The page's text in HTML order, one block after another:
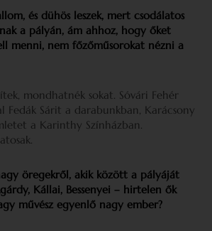
és dühös leszek, mert csodálatos
a pályán, ám ahhoz, hogy őket
menni, nem főzőműsorokat nézni a
mondhatnék sokat. Sóvári Fehér
Fedák Sárit a darabunkban, Karácsony
a Karinthy Színházban.
öregekről, akik között a pályáját
Kállai, Bessenyei – hirtelen ők
művész egyenlő nagy ember?